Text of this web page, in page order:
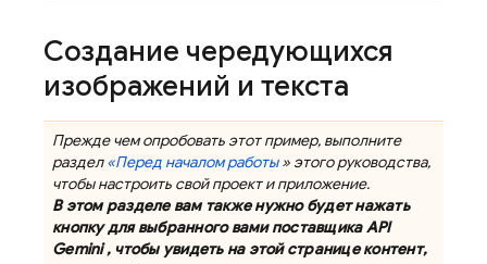
Создание чередующихся
изображений и текста
Прежде чем опробовать этот пример, выполните
раздел«Перед началом работы» этого руководства,
чтобы настроить свой проект и приложение.
В этом разделе вам также нужно будет нажать
кнопку для выбранного вами поставщикаAPI
Gemini, чтобы увидеть на этой странице контент,